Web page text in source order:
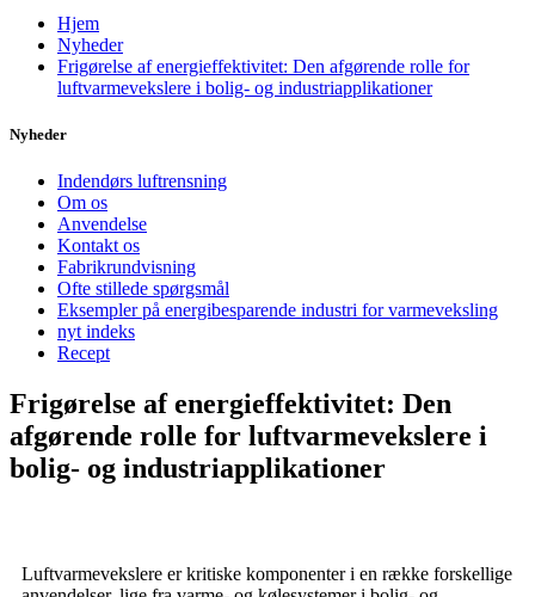
Hjem
Nyheder
Frigørelse af energieffektivitet: Den afgørende rolle for
luftvarmevekslere i bolig- og industriapplikationer
Nyheder
Indendørs luftrensning
Om os
Anvendelse
Kontakt os
Fabrikrundvisning
Ofte stillede spørgsmål
Eksempler på energibesparende industri for varmeveksling
nyt indeks
Recept
Frigørelse af energieffektivitet: Den
afgørende rolle for luftvarmevekslere i
bolig- og industriapplikationer
Luftvarmevekslere er kritiske komponenter i en række forskellige